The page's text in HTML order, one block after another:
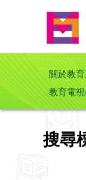
關於教
教育電
搜尋